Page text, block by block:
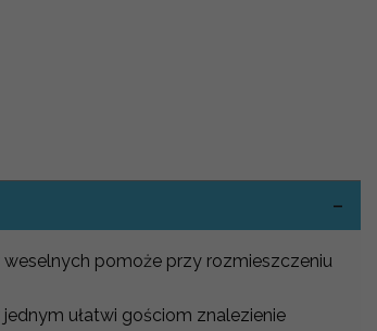
pomoże przy rozmieszczeniu
ułatwi gościom znalezienie